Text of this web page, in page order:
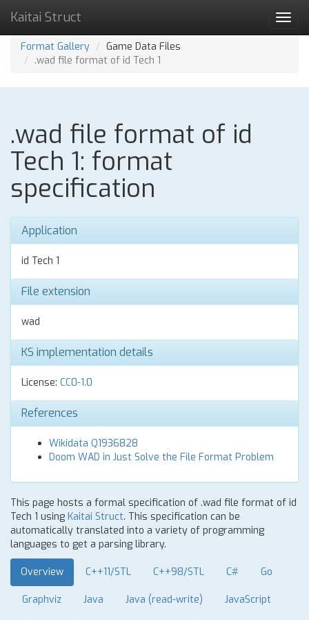
Kaitai Struct
Format Gallery
Game Data Files
.wad file format of id Tech 1
.wad file format of id
Tech 1: format
specification
Application
id Tech 1
File extension
wad
KS implementation details
License: CC0-1.0
References
Wikidata Q1936828
Doom WAD in Just Solve the File Format Problem
This page hosts a formal specification of .wad file format of id
Tech 1 using Kaitai Struct. This specification can be
automatically translated into a variety of programming
languages to get a parsing library.
Overview C++11/STL C++98/STL C# Go
Graphviz Java Java (read-write) JavaScript